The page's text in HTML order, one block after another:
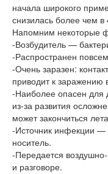
начала широкого
снизилась более чем в
Напомним некоторые
-Возбудитель —
-Распространен
-Очень заразен:
приводит к заражению
-Наиболее опасен для
из-за развития
может закончиться
-Источник инфекции —
носитель.
-Передается
и разговоре.